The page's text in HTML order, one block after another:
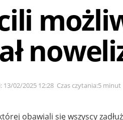
02/2025 12:28 Czas czytania:5 minut
obawiali się wszyscy